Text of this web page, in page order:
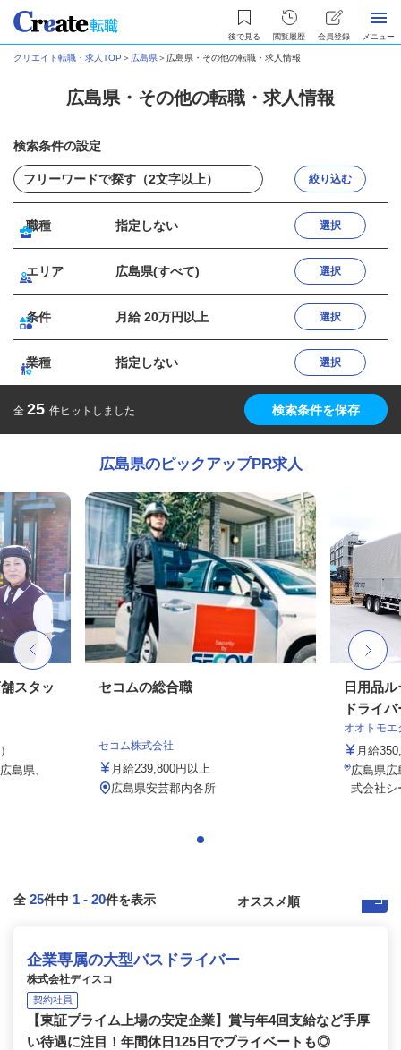
後で見る 閲覧履歴 会員登録 メニュー
クリエイト転職・求人TOP ＞ 広島県＞ 広島県・その他の転職・求人情報
広島県・その他の転職・求人情報
検索条件の設定
絞り込む
職種 指定しない 選択
エリア 広島県(すべて) 選択
条件 月給 20万円以上 選択
業種 指定しない 選択
全 25 件ヒットしました 検索条件を保存
広島県のピックアップPR求人
スタッ
島県、
セコムの総合職
セコム株式会社
月給239,800円以上
広島県安芸郡内各所
日用品
ドライバ
オオトモエ
月給
広島県
式会社シ
全 25件中 1 - 20件を表示
企業専属の大型バスドライバー
株式会社ディスコ
契約社員
【東証プライム上場の安定企業】賞与年4回支給など手厚
い待遇に注目！年間休日125日でプライベートも◎